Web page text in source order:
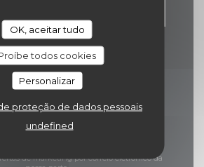
OK, aceitar tudo
todos cookies
Personalizar
proteção de dados pessoais
undefined
se
de marketing por correio eletrónico da